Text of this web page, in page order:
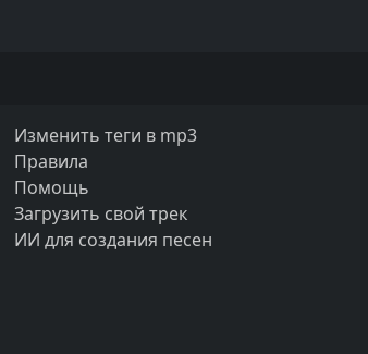
Изменить теги в mp3
Правила
Помощь
Загрузить свой трек
ИИ для создания песен